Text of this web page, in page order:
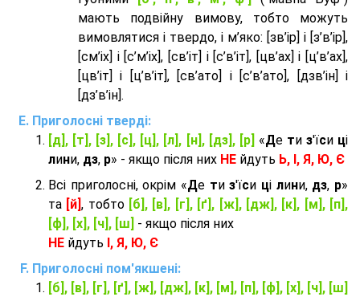
мають подвійну вимову, тобто можуть
вимовлятися і твердо, і м’яко: [зв’ір] і [з’в’ір],
[см’іх] і [с’м’іх], [св’іт] і [с’в’іт], [цв’ах] і [ц’в’ах],
[цв’іт] і [ц’в’іт], [св’ато] і [с’в’ато], [дзв’iн] і
[дз’в’iн].
Приголосні тверді:
[д], [т], [з], [с], [ц], [л], [н], [дз], [р] «Де ти з'їси ці
лини, дз, р» - якщо після них НЕ йдуть Ь, І, Я, Ю, Є
Всі приголосні, окрім «Де тиз'їси ці лини, дз, р»
та [й], тобто [б], [в], [г], [ґ], [ж], [дж], [к], [м], [п],
[ф], [х], [ч], [ш] - якщо після них
НЕ йдуть І, Я, Ю, Є
Приголосні пом'якшені:
[б], [в], [г], [ґ], [ж], [дж], [к], [м], [п], [ф], [х], [ч], [ш]